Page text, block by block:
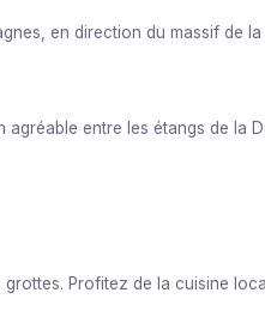
en direction du massif de la
entre les étangs de la
Profitez de la cuisine